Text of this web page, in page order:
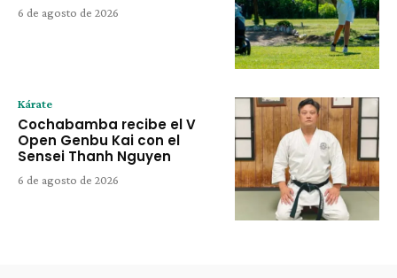
6 de agosto de 2026
Kárate
Cochabamba recibe el V
Open Genbu Kai con el
Sensei Thanh Nguyen
6 de agosto de 2026